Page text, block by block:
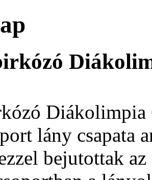
Diákolimpia
lány csapata
bejutottak